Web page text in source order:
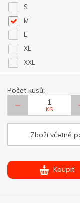
S
M
L
XL
XXL
Počet kusů:
KS
Zboží včetně
Koupit